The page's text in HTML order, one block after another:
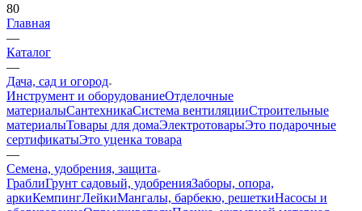
80
Главная
—
Каталог
—
Дача, сад и огород
Инструмент и оборудованиеОтделочные
материалыСантехникаСистема вентиляцииСтроительные
материалыТовары для домаЭлектротоварыЭто подарочные
сертификатыЭто уценка товара
—
Семена, удобрения, защита
ГраблиГрунт садовый, удобренияЗаборы, опора,
аркиКемпингЛейкиМангалы, барбекю, решеткиНасосы и